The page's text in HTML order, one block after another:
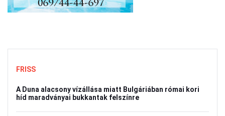
FRISS
A Duna alacsony vízállása miatt Bulgáriában római kori
híd maradványai bukkantak felszínre